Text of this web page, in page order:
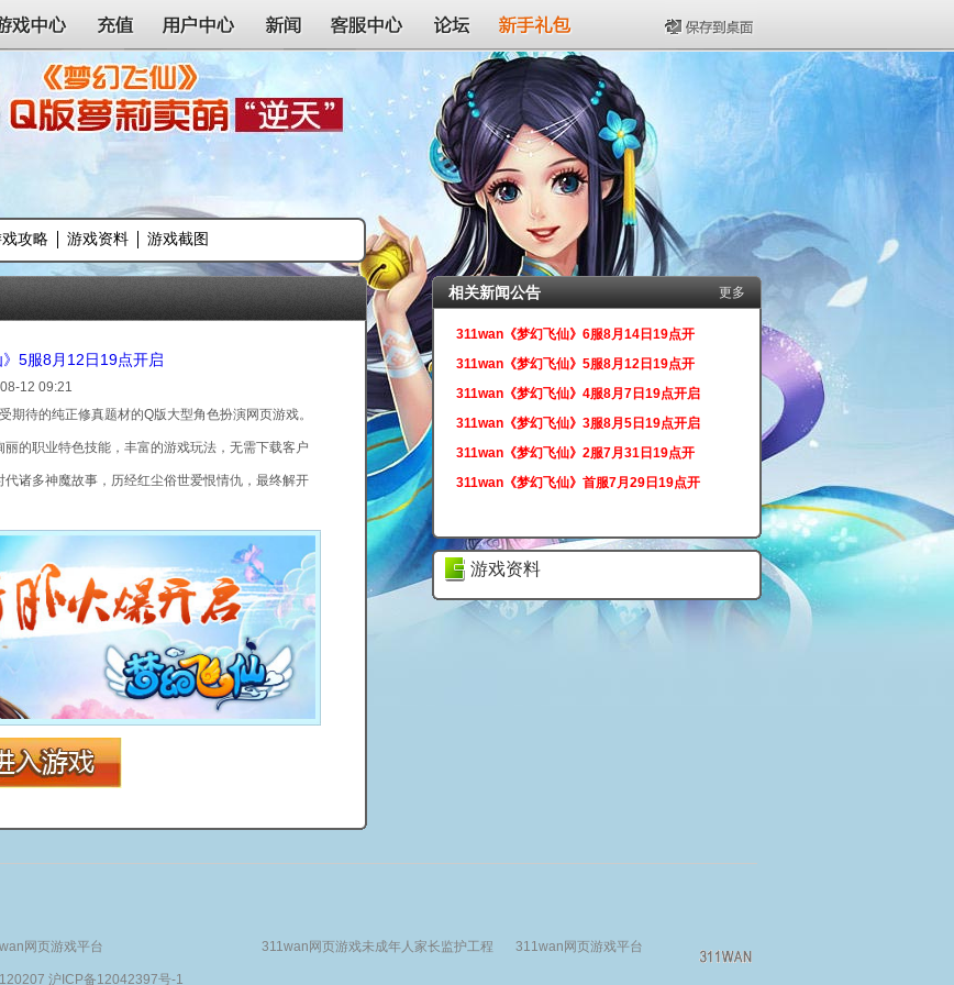
游戏中心 充值 用户中心 新闻 客服中心 论坛 新手礼包 保存到桌面
攻略 游戏资料 游戏截图
5服8月12日19点开启
12 09:21
待的纯正修真题材的Q版大型角色扮演网页游戏。
的职业特色技能，丰富的游戏玩法，无需下载客户
诸多神魔故事，历经红尘俗世爱恨情仇，最终解开
相关新闻公告 更多
311wan《梦幻飞仙》6服8月14日19点开
311wan《梦幻飞仙》5服8月12日19点开
311wan《梦幻飞仙》4服8月7日19点开启
311wan《梦幻飞仙》3服8月5日19点开启
311wan《梦幻飞仙》2服7月31日19点开
311wan《梦幻飞仙》首服7月29日19点开
游戏资料
网页游戏平台
沪ICP备12042397号-1
311wan网页游戏未成年人家长监护工程 311wan网页游戏平台